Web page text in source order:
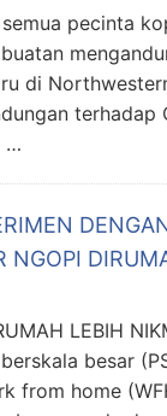
semua pecinta
di
terhadap
…
NGOPI
LEBIH
besar
from home